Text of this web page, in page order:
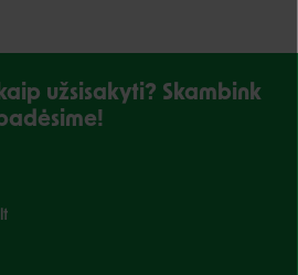
užsisakyti? Skambink